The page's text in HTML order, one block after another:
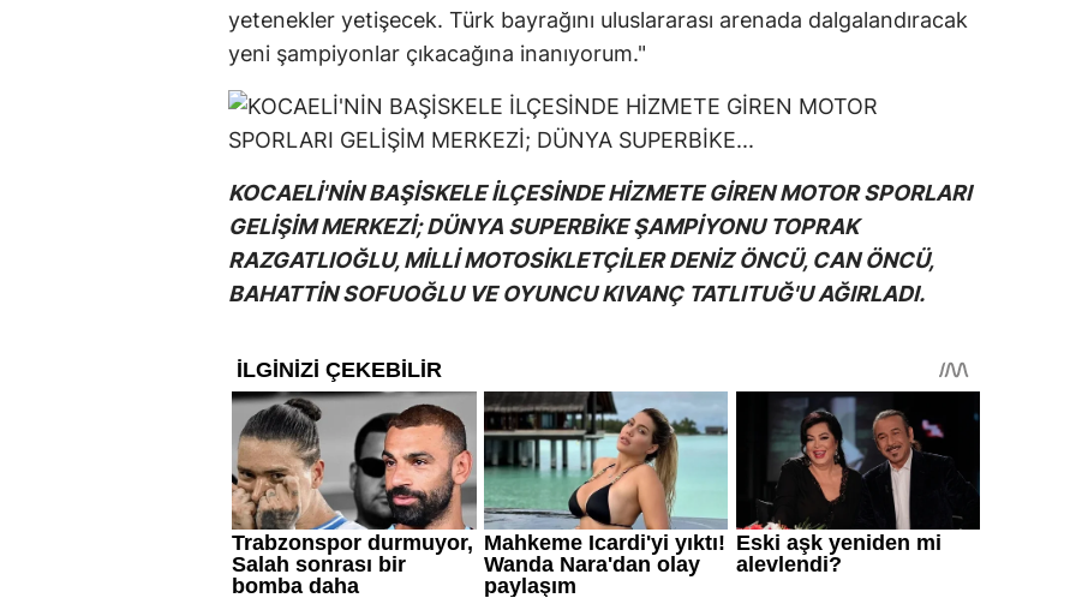
yetenekler yetişecek. Türk bayrağını uluslararası arenada dalgalandıracak
yeni şampiyonlar çıkacağına inanıyorum."
KOCAELİ'NİN BAŞİSKELE İLÇESİNDE HİZMETE GİREN MOTOR SPORLARI
GELİŞİM MERKEZİ; DÜNYA SUPERBİKE ŞAMPİYONU TOPRAK
RAZGATLIOĞLU, MİLLİ MOTOSİKLETÇİLER DENİZ ÖNCÜ, CAN ÖNCÜ,
BAHATTİN SOFUOĞLU VE OYUNCU KIVANÇ TATLITUĞ'U AĞIRLADI.